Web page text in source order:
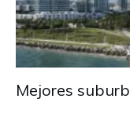
Mejores